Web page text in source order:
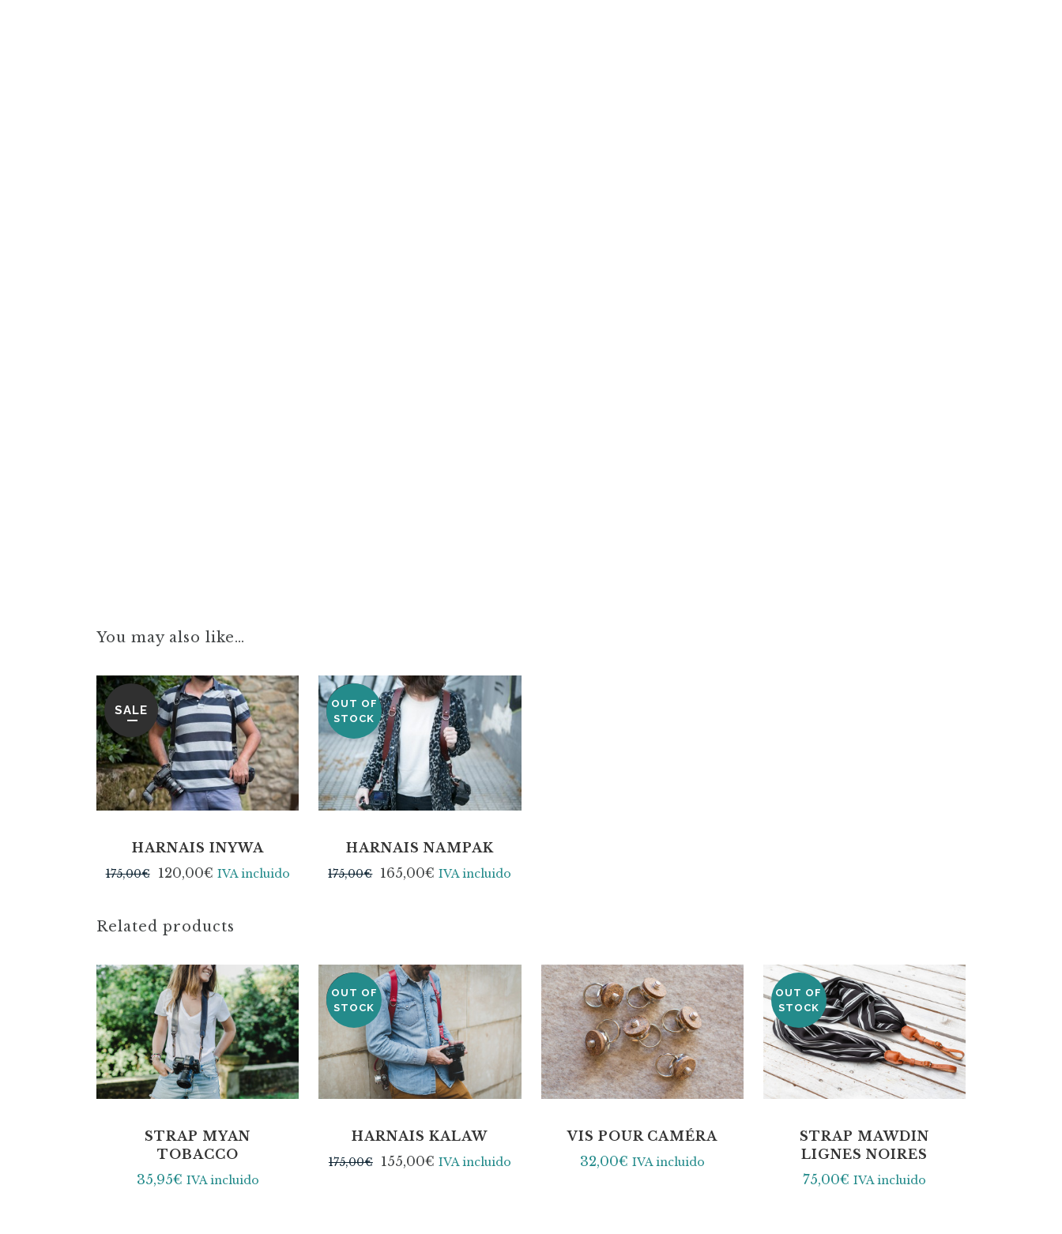
You may also like…
SALE
HARNAIS INYWA
175,00€ 120,00€ IVA incluido
SALE
OUT OF
STOCK
HARNAIS NAMPAK
175,00€ 165,00€ IVA incluido
Related products
STRAP MYAN
TOBACCO
35,95€ IVA incluido
SALE
OUT OF
STOCK
HARNAIS KALAW
175,00€ 155,00€ IVA incluido
VIS POUR CAMÉRA
32,00€ IVA incluido
OUT OF
STOCK
STRAP MAWDIN
LIGNES NOIRES
75,00€ IVA incluido